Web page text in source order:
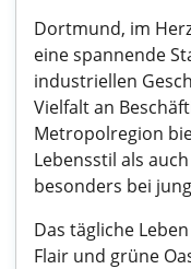
Dortmund, im
eine spannende
industriellen
Vielfalt an
Metropolregion
Lebensstil als
besonders bei
Das tägliche
Flair und grüne